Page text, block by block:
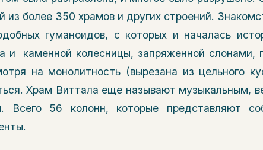
более 350 храмов и других строений.
гуманоидов, с которых и началась
и каменной колесницы, запряженной слонами,
на монолитность (вырезана из цельного
Храм Виттала еще называют музыкальным,
Всего 56 колонн, которые представляют